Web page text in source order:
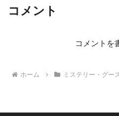
コメント
コメントを
ホーム ミステリー・グー